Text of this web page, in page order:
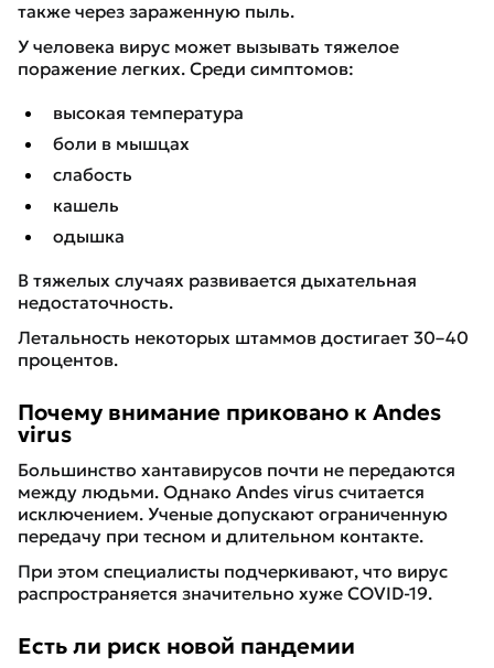
также через зараженную пыль.
У человека вирус может вызывать тяжелое
поражение легких. Среди симптомов:
высокая температура
боли в мышцах
слабость
кашель
одышка
В тяжелых случаях развивается дыхательная
недостаточность.
Летальность некоторых штаммов достигает 30–40
процентов.
Почему внимание приковано к Andes
virus
Большинство хантавирусов почти не передаются
между людьми. Однако Andes virus считается
исключением. Ученые допускают ограниченную
передачу при тесном и длительном контакте.
При этом специалисты подчеркивают, что вирус
распространяется значительно хуже COVID-19.
Есть ли риск новой пандемии